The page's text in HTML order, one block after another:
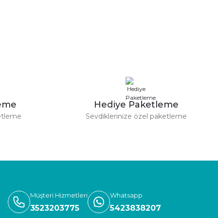
Hediye Paketleme
Sevdiklerinize özel paketleme
Müşteri Hizmetleri
3523203775
Whatsapp
5423838207